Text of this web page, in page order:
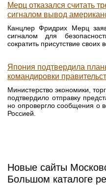
Мерц отказался считать
сигналом вывод
Канцлер Фридрих Мерц
сигналом для
сократить присутствие своих
Япония подтвердила
командировки
Министерство экономики,
подтвердило отправку
но опровергло сообщения о
Россией.
Новые сайты
Большом каталоге